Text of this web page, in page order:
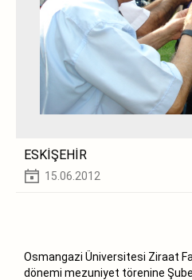
ESKİŞEHİR
15.06.2012
Osmangazi Üniversitesi Ziraat
dönemi mezuniyet törenine